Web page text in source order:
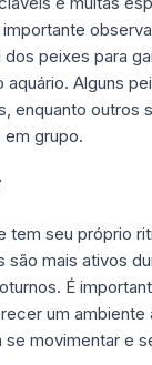
peixes para
Alguns
enquanto outros
grupo.
tem seu próprio
são mais ativos
É
um ambiente
movimentar e